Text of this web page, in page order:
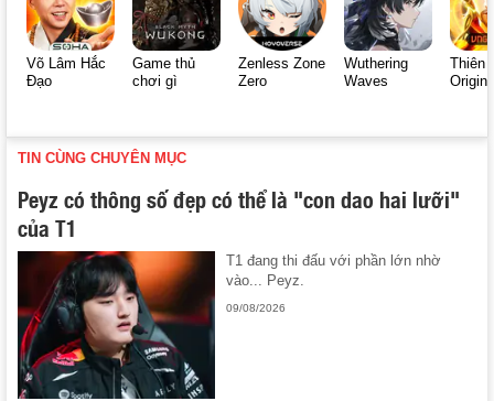
Võ Lâm Hắc
Đạo
Game thủ
chơi gì
Zenless Zone
Zero
Wuthering
Waves
Thiên
Origin
TIN CÙNG CHUYÊN MỤC
Peyz có thông số đẹp có thể là "con dao hai lưỡi"
của T1
T1 đang thi đấu với phần lớn nhờ
vào... Peyz.
09/08/2026